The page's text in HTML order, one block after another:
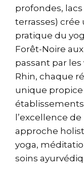
profondes,
terrasses)
pratique du
Forêt-Noire
passant par
Rhin, chaque
unique propice
l’excellence
approche
yoga,
soins